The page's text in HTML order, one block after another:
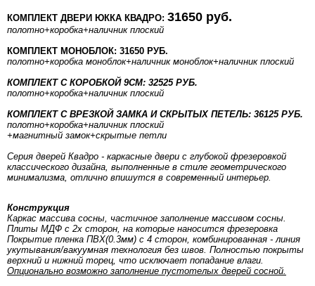
КОМПЛЕКТ ДВЕРИ ЮККА КВАДРО: 31650 руб.
полотно+коробка+наличник плоский
КОМПЛЕКТ МОНОБЛОК: 31650 РУБ.
полотно+коробка моноблок+наличник моноблок+наличник плоский
КОМПЛЕКТ С КОРОБКОЙ 9СМ: 32525 РУБ.
полотно+коробка+наличник плоский
КОМПЛЕКТ С ВРЕЗКОЙ ЗАМКА И СКРЫТЫХ ПЕТЕЛЬ: 36125 РУБ.
полотно+коробка+наличник плоский
+магнитный замок+скрытые петли
Серия дверей Квадро - каркасные двери с глубокой фрезеровкой
классического дизайна, выполненные в стиле геометрического
минимализма, отлично впишутся в современный интерьер.
Конструкция
Каркас массива сосны, частичное заполнение массивом сосны.
Плиты МДФ с 2х сторон, на которые наносится фрезеровка
Покрытие пленка ПВХ(0.3мм) с 4 сторон, комбинированная - линия
укутывания/вакуумная технология без швов. Полностью покрыты
верхний и нижний торец, что исключает попадание влаги.
Опционально возможно заполнение пустотелых дверей сосной.